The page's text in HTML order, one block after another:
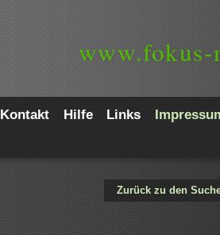
www.fokus-
Kontakt Hilfe Links
Zurück zu den